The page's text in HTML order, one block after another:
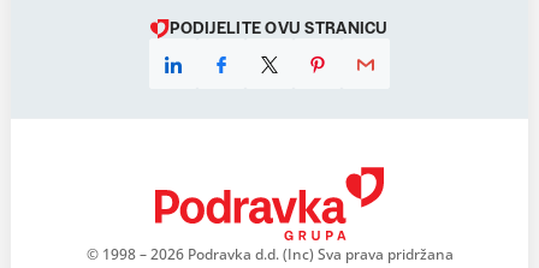
PODIJELITE OVU STRANICU
© 1998 – 2026 Podravka d.d. (Inc) Sva prava pridržana